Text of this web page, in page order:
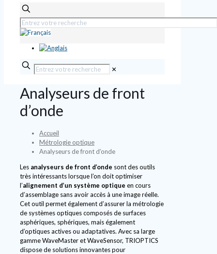
✕
Analyseurs de front
d’onde
Accueil
Métrologie optique
Analyseurs de front d’onde
Les analyseurs de front d’onde sont des outils
très intéressants lorsque l’on doit optimiser
l’alignement d’un système optique en cours
d’assemblage sans avoir accès à une image réelle.
Cet outil permet également d’assurer la métrologie
de systèmes optiques composés de surfaces
asphériques, sphériques, mais également
d’optiques actives ou adaptatives. Avec sa large
gamme WaveMaster et WaveSensor, TRIOPTICS
dispose de solutions innovantes pour